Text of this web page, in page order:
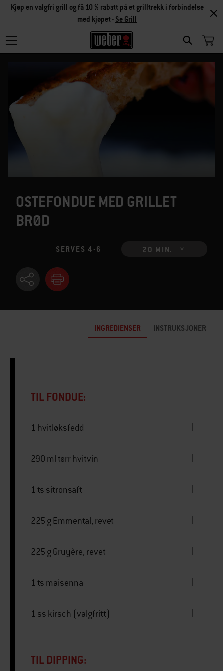
SEARCH
Kjøp en valgfri grill og få 10 % rabatt på et grilltrekk i forbindelse
med kjøpet - Se Grill
OSTEFONDUE MED GRILLET
BRØD
SERVES 4-6 20 MIN.
INGREDIENSER INSTRUKSJONER
TIL FONDUE:
1 hvitløksfedd
290 ml tørr hvitvin
1 ts sitronsaft
225 g Emmental, revet
225 g Gruyère, revet
1 ts maisenna
1 ss kirsch (valgfritt)
TIL DIPPING: